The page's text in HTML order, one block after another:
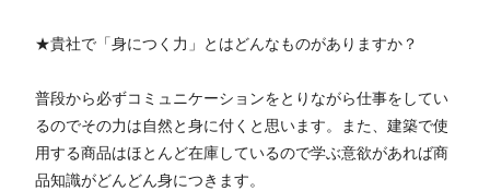
★貴社で「身につく力」とはどんなものがありますか？
普段から必ずコミュニケーションをとりながら仕事をしてい
るのでその力は自然と身に付くと思います。また、建築で使
用する商品はほとんど在庫しているので学ぶ意欲があれば商
品知識がどんどん身につきます。